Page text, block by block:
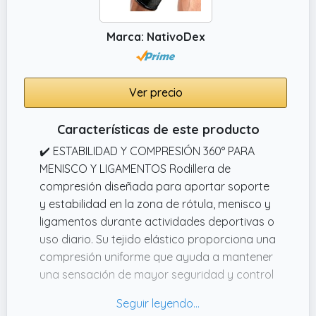
✔️ MARCA ESPAÑOLA: Nuestra marca está
registrada en España, donde hacemos un
control de calidad exhaustivo para el mejor
póngase en contacto con nosotros para
cualquier tipo de duda o problema
relacionado con nuestros productos.
Marca: NativoDex
Ver precio
Características de este producto
✔️ ESTABILIDAD Y COMPRESIÓN 360° PARA
MENISCO Y LIGAMENTOS Rodillera de
compresión diseñada para aportar soporte
y estabilidad en la zona de rótula, menisco y
ligamentos durante actividades deportivas o
uso diario. Su tejido elástico proporciona una
compresión uniforme que ayuda a mantener
una sensación de mayor seguridad y control
✔️ TRANSPIRABLE, CÓMODA Y ERGONÓMICA